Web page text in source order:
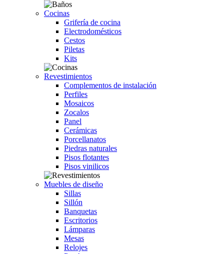
Cocinas
Grifería de cocina
Electrodomésticos
Cestos
Piletas
Kits
Revestimientos
Complementos de instalación
Perfiles
Mosaicos
Zocalos
Panel
Cerámicas
Porcellanatos
Piedras naturales
Pisos flotantes
Pisos vinilicos
Muebles de diseño
Sillas
Sillón
Banquetas
Escritorios
Lámparas
Mesas
Relojes